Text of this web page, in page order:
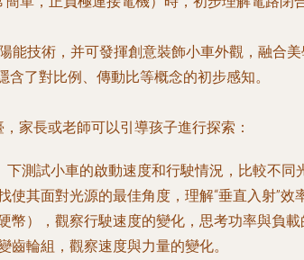
能技術，并可發揮創意裝飾小車外觀，融合美
含了對比例、傳動比等概念的初步感知。
家長或老師可以引導孩子進行探索：
下測試小車的啟動速度和行駛情況，比較不同
使其面對光源的最佳角度，理解“垂直入射”效
幣），觀察行駛速度的變化，思考功率與負載
齒輪組，觀察速度與力量的變化。